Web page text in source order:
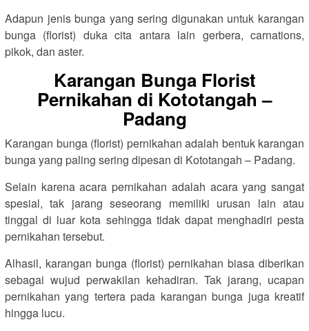
Adapun jenis bunga yang sering digunakan untuk karangan
bunga (florist) duka cita antara lain gerbera, carnations,
pikok, dan aster.
Karangan Bunga Florist
Pernikahan di Kototangah –
Padang
Karangan bunga (florist) pernikahan adalah bentuk karangan
bunga yang paling sering dipesan di Kototangah – Padang.
Selain karena acara pernikahan adalah acara yang sangat
spesial, tak jarang seseorang memiliki urusan lain atau
tinggal di luar kota sehingga tidak dapat menghadiri pesta
pernikahan tersebut.
Alhasil, karangan bunga (florist) pernikahan biasa diberikan
sebagai wujud perwakilan kehadiran. Tak jarang, ucapan
pernikahan yang tertera pada karangan bunga juga kreatif
hingga lucu.